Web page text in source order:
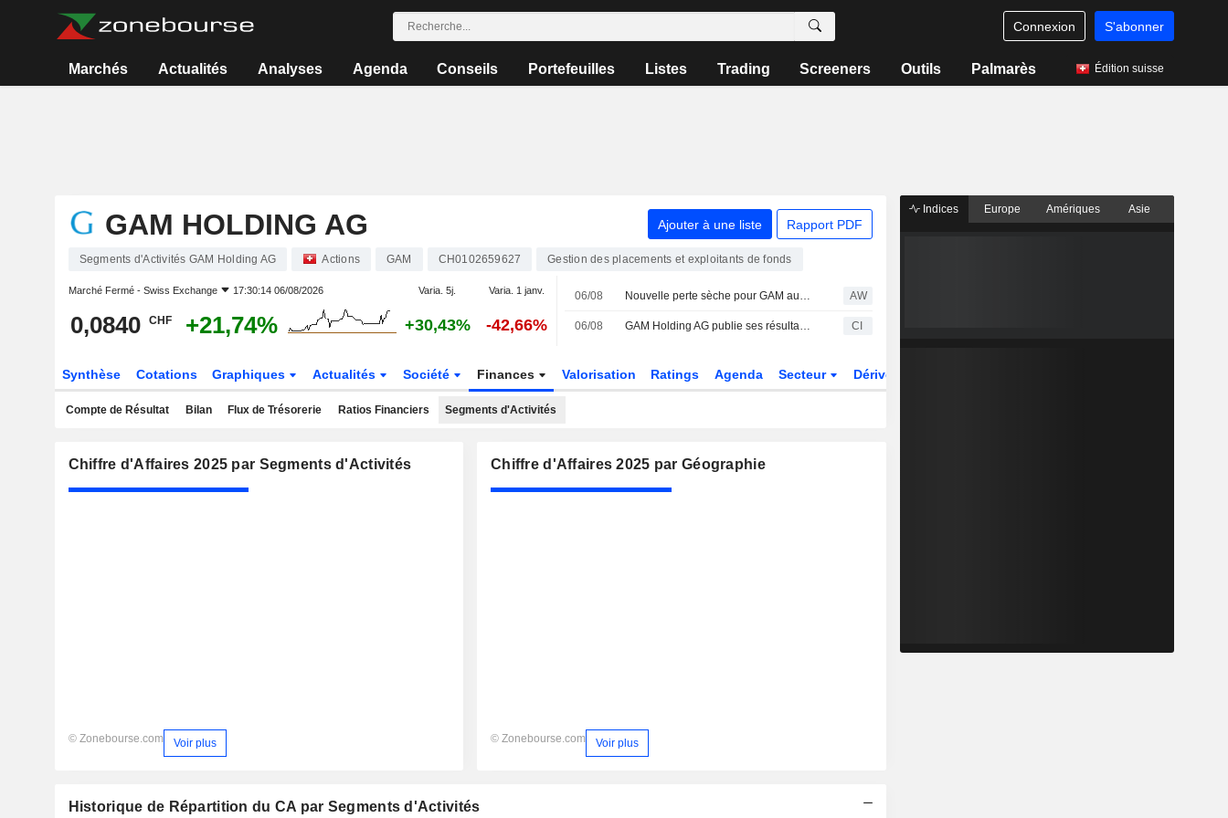
Connexion S'abonner
Marchés Actualités Analyses Agenda Conseils Portefeuilles Listes Trading Screeners Outils Palmarès Édition suisse
GAM HOLDING AG Ajouter à une liste Rapport PDF
Segments d'Activités GAM Holding AG Actions GAM CH0102659627 Gestion des placements et exploitants de fonds
Marché Fermé - Swiss Exchange 17:30:14 06/08/2026 Varia. 5j. Varia. 1 janv.
0,0840 CHF +21,74% +30,43% -42,66%
06/08 Nouvelle perte sèche pour GAM au premier semestre AW
06/08 GAM Holding AG publie ses résultats pour le premier semestre clos le 30 juin 2026 CI
Synthèse Cotations Graphiques Actualités Société Finances Valorisation Ratings Agenda Secteur Dérivés
Compte de Résultat Bilan Flux de Trésorerie Ratios Financiers Segments d'Activités
Chiffre d'Affaires 2025 par Segments d'Activités
© Zonebourse.com Voir plus
Chiffre d'Affaires 2025 par Géographie
© Zonebourse.com Voir plus
Historique de Répartition du CA par Segments d'Activités
Indices Europe Amériques Asie